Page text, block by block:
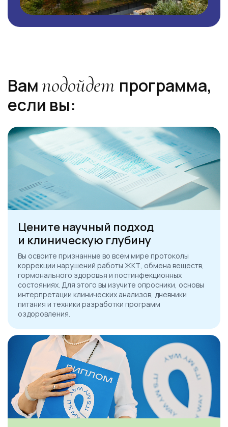
Вам подойдет программа,
если вы:
Цените научный подход
и клиническую глубину
Вы освоите признанные во всем мире протоколы
коррекции нарушений работы ЖКТ, обмена веществ,
гормонального здоровья и постинфекционных
состояниях. Для этого вы изучите опросники, основы
интерпретации клинических анализов, дневники
питания и техники разработки программ
оздоровления.